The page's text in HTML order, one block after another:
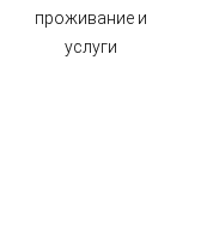
проживание и
услуги